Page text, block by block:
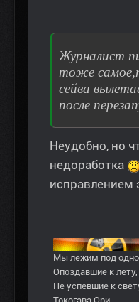
Журналист
тоже
сейва
после
Неудобно, но
недоработка
исправлением
Мы лежим под
Опоздавшие к лету,
Не успевшие к